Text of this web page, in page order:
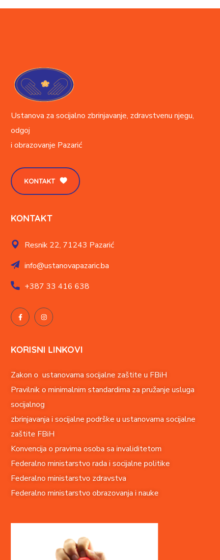
Ustanova za socijalno zbrinjavanje, zdravstvenu njegu,
odgoj
i obrazovanje Pazarić
KONTAKT
KONTAKT
Resnik 22, 71243 Pazarić
info@ustanovapazaric.ba
+38733 416 638
KORISNI LINKOVI
Zakon o ustanovama socijalne zaštite u FBiH
Pravilnik o minimalnim standardima za pružanje usluga
socijalnog
zbrinjavanja i socijalne podrške u ustanovama socijalne
zaštite FBiH
Konvencija o pravima osoba sa invaliditetom
Federalno ministarstvo rada i socijalne politike
Federalno ministarstvo zdravstva
Federalno ministarstvo obrazovanja i nauke